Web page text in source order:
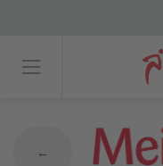
←